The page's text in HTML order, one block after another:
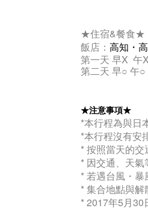
★住宿&餐食★
飯店：高知・
第一天 早X 午X
第二天 早○ 午○
★注意事項★
*本行程為與日
*本行程沒有安
* 按照當天的
* 因交通、天
* 若遇台風・
* 集合地點與解
* 2017年5月30